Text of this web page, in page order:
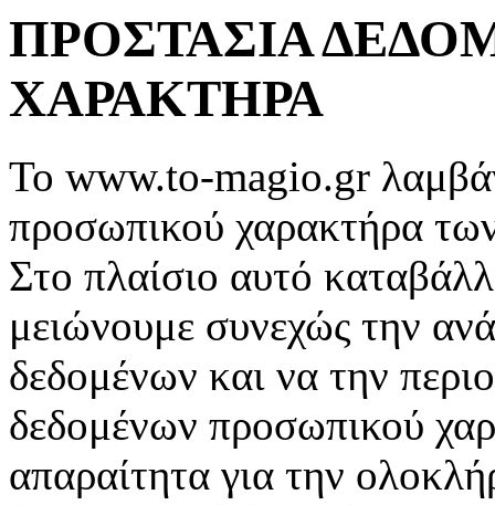
ΠΡΟΣΤΑΣΙΑ
ΧΑΡΑΚΤΗΡΑ
Το www.to-magio.gr
προσωπικού χαρακτήρα
Στο πλαίσιο αυτό
μειώνουμε συνεχώς την
δεδομένων και να την
δεδομένων προσωπικού
απαραίτητα για την